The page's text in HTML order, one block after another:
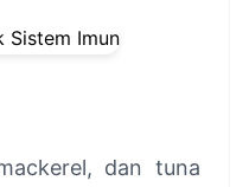
dan tuna